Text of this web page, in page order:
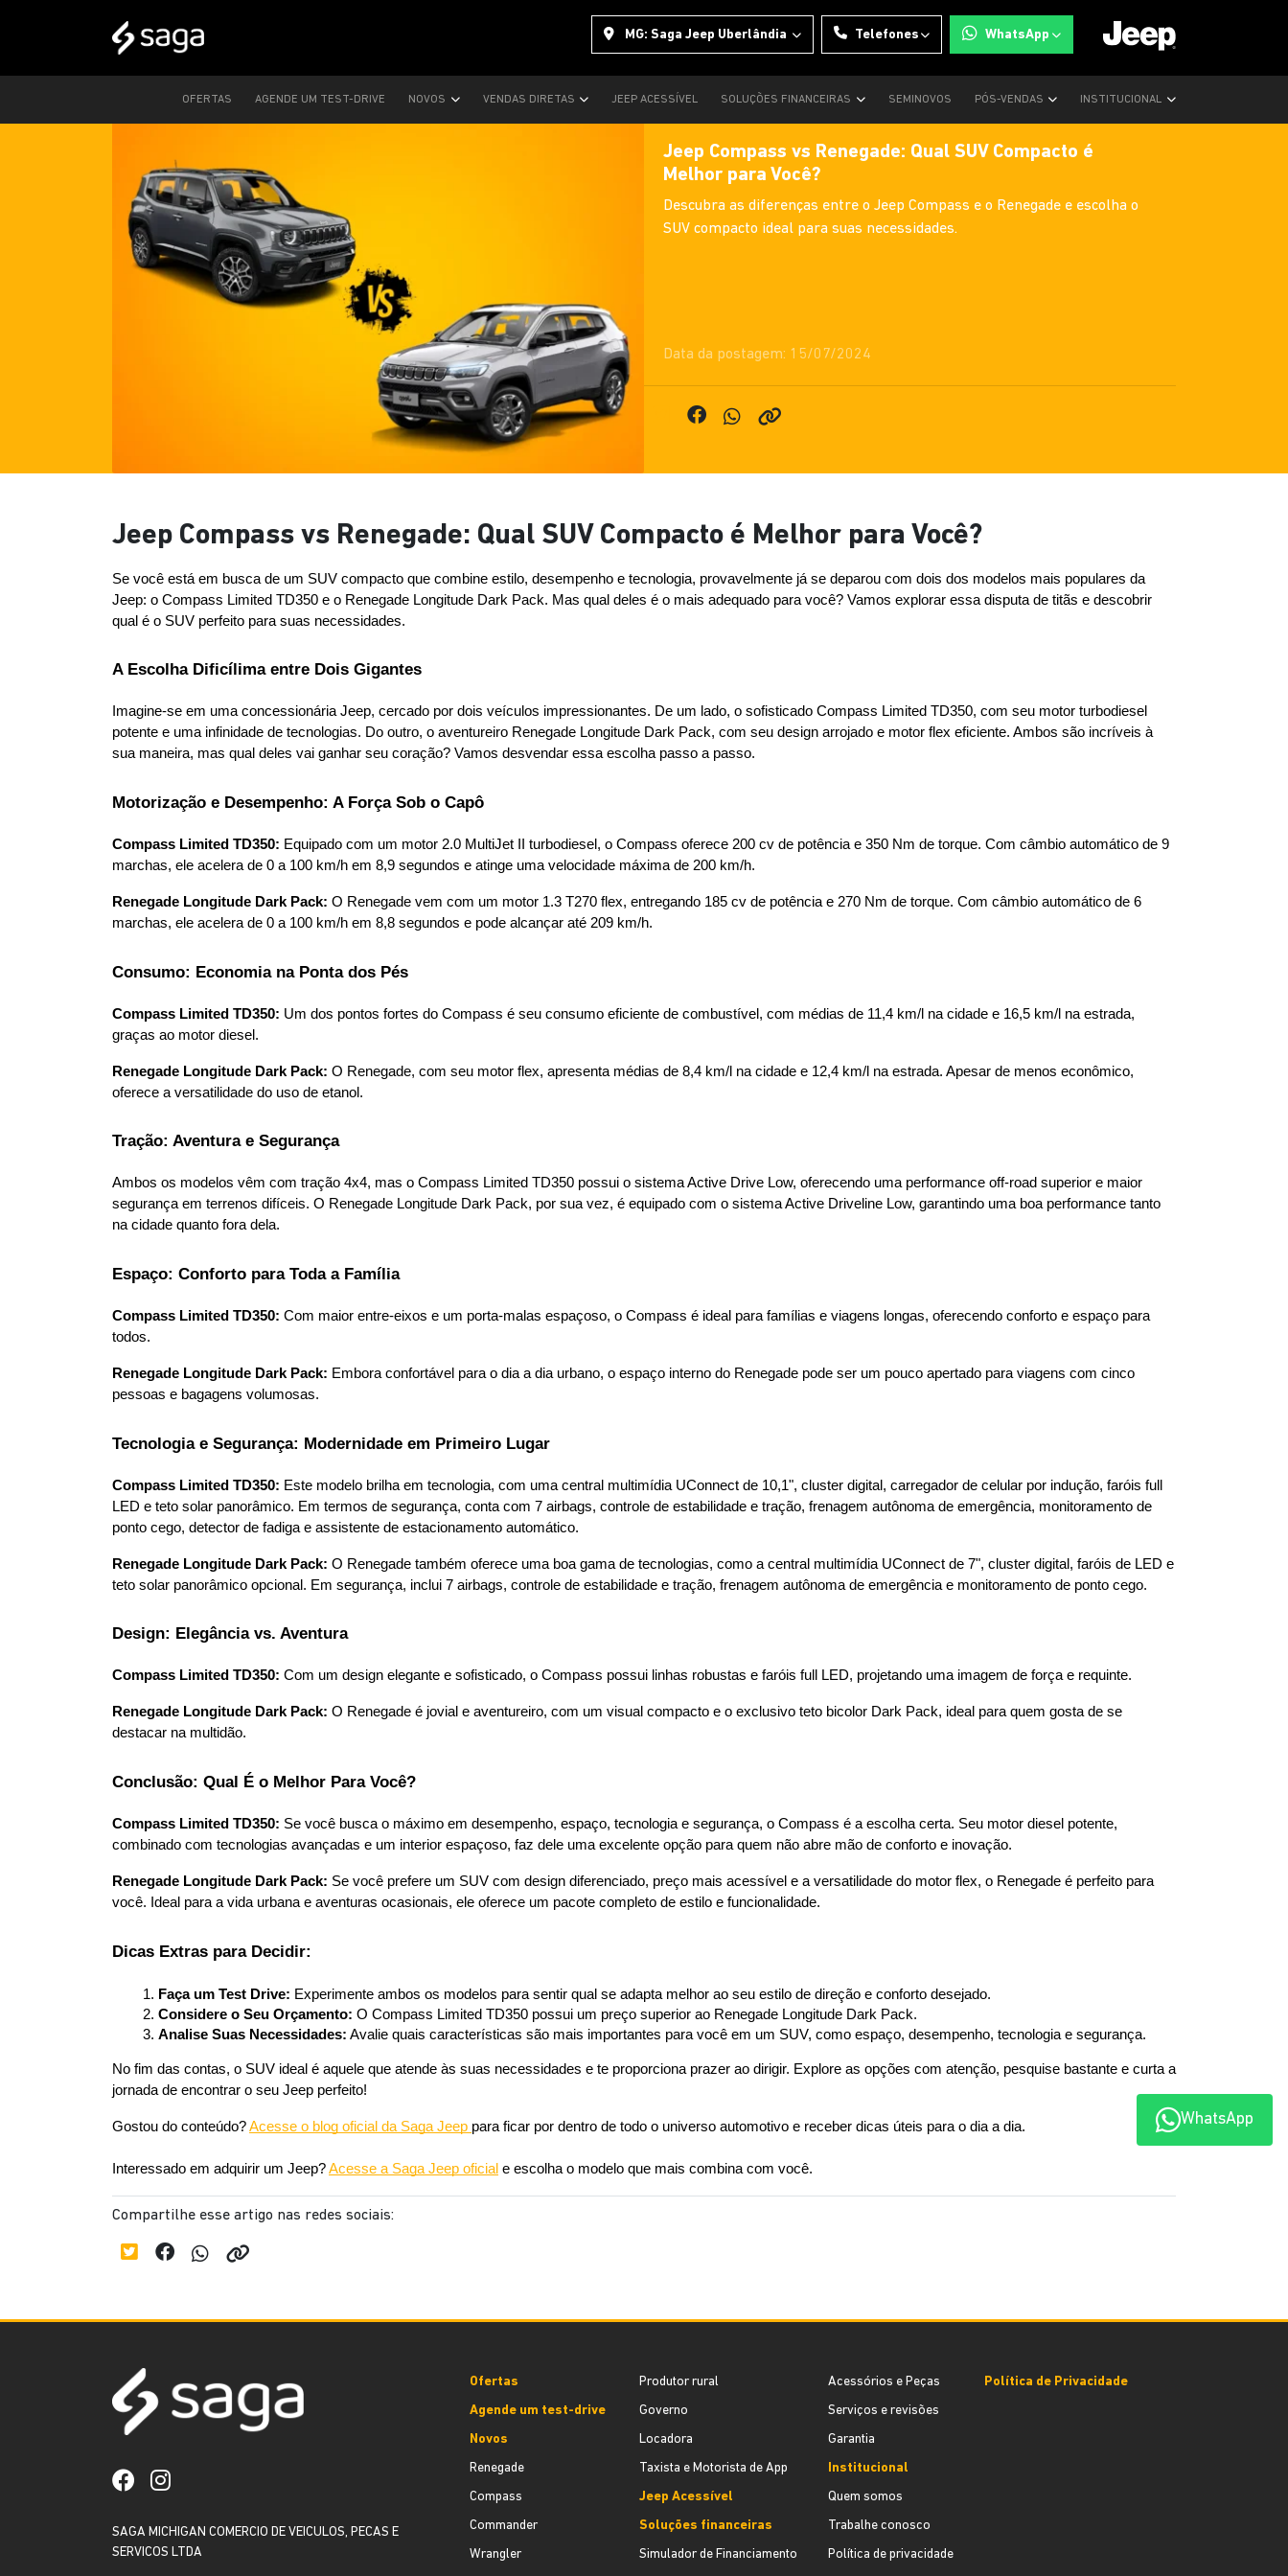
MG: Saga Jeep Uberlândia Telefones WhatsApp
OFERTAS AGENDE UM TEST-DRIVE NOVOS VENDAS DIRETAS JEEP ACESSÍVEL SOLUÇÕES FINANCEIRAS SEMINOVOS PÓS-VENDAS INSTITUCIONAL
Jeep Compass vs Renegade: Qual SUV Compacto é
Melhor para Você?
Descubra as diferenças entre o Jeep Compass e o Renegade e escolha o
SUV compacto ideal para suas necessidades.
Data da postagem: 15/07/2024
Jeep Compass vs Renegade: Qual SUV Compacto é Melhor para Você?
Se você está em busca de um SUV compacto que combine estilo, desempenho e tecnologia, provavelmente já se deparou com dois dos modelos mais populares da
Jeep: o Compass Limited TD350 e o Renegade Longitude Dark Pack. Mas qual deles é o mais adequado para você? Vamos explorar essa disputa de titãs e descobrir
qual é o SUV perfeito para suas necessidades.
A Escolha Dificílima entre Dois Gigantes
Imagine-se em uma concessionária Jeep, cercado por dois veículos impressionantes. De um lado, o sofisticado Compass Limited TD350, com seu motor turbodiesel
potente e uma infinidade de tecnologias. Do outro, o aventureiro Renegade Longitude Dark Pack, com seu design arrojado e motor flex eficiente. Ambos são incríveis à
sua maneira, mas qual deles vai ganhar seu coração? Vamos desvendar essa escolha passo a passo.
Motorização e Desempenho: A Força Sob o Capô
Compass Limited TD350: Equipado com um motor 2.0 MultiJet II turbodiesel, o Compass oferece 200 cv de potência e 350 Nm de torque. Com câmbio automático de 9
marchas, ele acelera de 0 a 100 km/h em 8,9 segundos e atinge uma velocidade máxima de 200 km/h.
Renegade Longitude Dark Pack: O Renegade vem com um motor 1.3 T270 flex, entregando 185 cv de potência e 270 Nm de torque. Com câmbio automático de 6
marchas, ele acelera de 0 a 100 km/h em 8,8 segundos e pode alcançar até 209 km/h.
Consumo: Economia na Ponta dos Pés
Compass Limited TD350: Um dos pontos fortes do Compass é seu consumo eficiente de combustível, com médias de 11,4 km/l na cidade e 16,5 km/l na estrada,
graças ao motor diesel.
Renegade Longitude Dark Pack: O Renegade, com seu motor flex, apresenta médias de 8,4 km/l na cidade e 12,4 km/l na estrada. Apesar de menos econômico,
oferece a versatilidade do uso de etanol.
Tração: Aventura e Segurança
Ambos os modelos vêm com tração 4x4, mas o Compass Limited TD350 possui o sistema Active Drive Low, oferecendo uma performance off-road superior e maior
segurança em terrenos difíceis. O Renegade Longitude Dark Pack, por sua vez, é equipado com o sistema Active Driveline Low, garantindo uma boa performance tanto
na cidade quanto fora dela.
Espaço: Conforto para Toda a Família
Compass Limited TD350: Com maior entre-eixos e um porta-malas espaçoso, o Compass é ideal para famílias e viagens longas, oferecendo conforto e espaço para
todos.
Renegade Longitude Dark Pack: Embora confortável para o dia a dia urbano, o espaço interno do Renegade pode ser um pouco apertado para viagens com cinco
pessoas e bagagens volumosas.
Tecnologia e Segurança: Modernidade em Primeiro Lugar
Compass Limited TD350: Este modelo brilha em tecnologia, com uma central multimídia UConnect de 10,1", cluster digital, carregador de celular por indução, faróis full
LED e teto solar panorâmico. Em termos de segurança, conta com 7 airbags, controle de estabilidade e tração, frenagem autônoma de emergência, monitoramento de
ponto cego, detector de fadiga e assistente de estacionamento automático.
Renegade Longitude Dark Pack: O Renegade também oferece uma boa gama de tecnologias, como a central multimídia UConnect de 7", cluster digital, faróis de LED e
teto solar panorâmico opcional. Em segurança, inclui 7 airbags, controle de estabilidade e tração, frenagem autônoma de emergência e monitoramento de ponto cego.
Design: Elegância vs. Aventura
Compass Limited TD350: Com um design elegante e sofisticado, o Compass possui linhas robustas e faróis full LED, projetando uma imagem de força e requinte.
Renegade Longitude Dark Pack: O Renegade é jovial e aventureiro, com um visual compacto e o exclusivo teto bicolor Dark Pack, ideal para quem gosta de se
destacar na multidão.
Conclusão: Qual É o Melhor Para Você?
Compass Limited TD350: Se você busca o máximo em desempenho, espaço, tecnologia e segurança, o Compass é a escolha certa. Seu motor diesel potente,
combinado com tecnologias avançadas e um interior espaçoso, faz dele uma excelente opção para quem não abre mão de conforto e inovação.
Renegade Longitude Dark Pack: Se você prefere um SUV com design diferenciado, preço mais acessível e a versatilidade do motor flex, o Renegade é perfeito para
você. Ideal para a vida urbana e aventuras ocasionais, ele oferece um pacote completo de estilo e funcionalidade.
Dicas Extras para Decidir:
Faça um Test Drive: Experimente ambos os modelos para sentir qual se adapta melhor ao seu estilo de direção e conforto desejado.
Considere o Seu Orçamento: O Compass Limited TD350 possui um preço superior ao Renegade Longitude Dark Pack.
Analise Suas Necessidades: Avalie quais características são mais importantes para você em um SUV, como espaço, desempenho, tecnologia e segurança.
No fim das contas, o SUV ideal é aquele que atende às suas necessidades e te proporciona prazer ao dirigir. Explore as opções com atenção, pesquise bastante e curta a
jornada de encontrar o seu Jeep perfeito!
Gostou do conteúdo? Acesse o blog oficial da Saga Jeep para ficar por dentro de todo o universo automotivo e receber dicas úteis para o dia a dia.
Interessado em adquirir um Jeep? Acesse a Saga Jeep oficial e escolha o modelo que mais combina com você.
Compartilhe esse artigo nas redes sociais:
WhatsApp
SAGA MICHIGAN COMERCIO DE VEICULOS, PECAS E
SERVICOS LTDA
Ofertas
Agende um test-drive
Novos
Renegade
Compass
Commander
Wrangler
Produtor rural
Governo
Locadora
Taxista e Motorista de App
Jeep Acessível
Soluções financeiras
Simulador de Financiamento
Acessórios e Peças
Serviços e revisões
Garantia
Institucional
Quem somos
Trabalhe conosco
Política de privacidade
Política de Privacidade